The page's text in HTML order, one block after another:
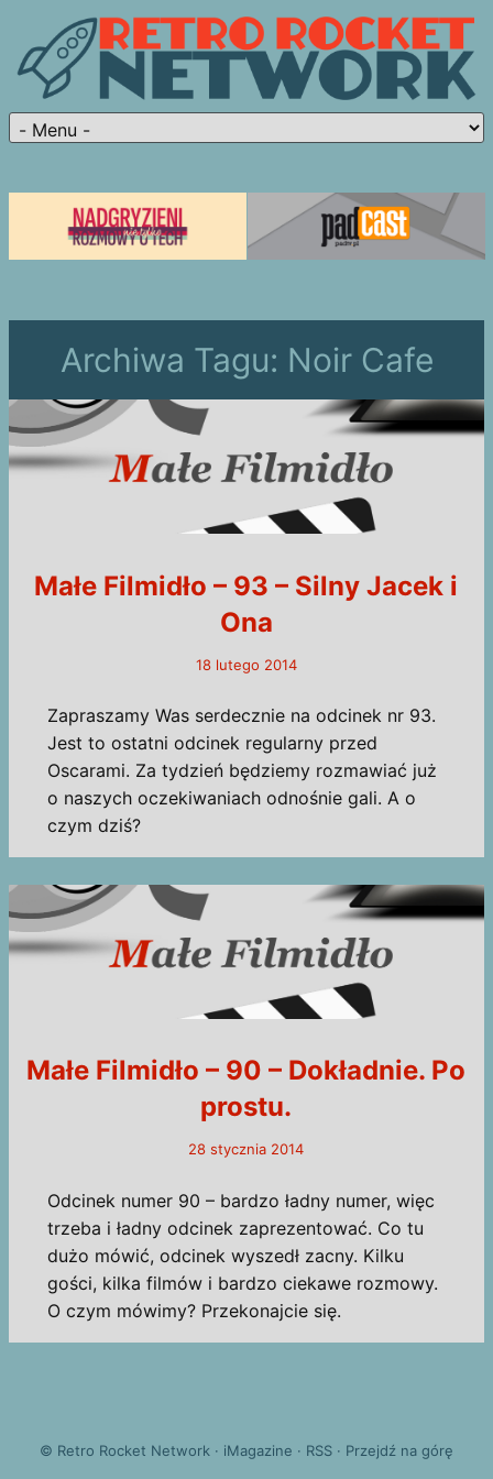
Archiwa Tagu: Noir Cafe
Małe Filmidło – 93 – Silny Jacek i
Ona
18 lutego 2014
Zapraszamy Was serdecznie na odcinek nr 93.
Jest to ostatni odcinek regularny przed
Oscarami. Za tydzień będziemy rozmawiać już
o naszych oczekiwaniach odnośnie gali. A o
czym dziś?
Małe Filmidło – 90 – Dokładnie. Po
prostu.
28 stycznia 2014
Odcinek numer 90 – bardzo ładny numer, więc
trzeba i ładny odcinek zaprezentować. Co tu
dużo mówić, odcinek wyszedł zacny. Kilku
gości, kilka filmów i bardzo ciekawe rozmowy.
O czym mówimy? Przekonajcie się.
© Retro Rocket Network· iMagazine · RSS· Przejdź na górę